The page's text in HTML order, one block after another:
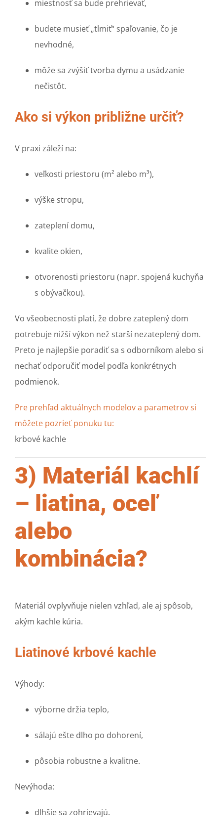
miestnosť sa bude prehrievať,
budete musieť „tlmiť“ spaľovanie, čo je
nevhodné,
môže sa zvýšiť tvorba dymu a usádzanie
nečistôt.
Ako si výkon približne určiť?
V praxi záleží na:
veľkosti priestoru (m² alebo m³),
výške stropu,
zateplení domu,
kvalite okien,
otvorenosti priestoru (napr. spojená kuchyňa
s obývačkou).
Vo všeobecnosti platí, že dobre zateplený dom
potrebuje nižší výkon než starší nezateplený dom.
Preto je najlepšie poradiť sa s odborníkom alebo si
nechať odporučiť model podľa konkrétnych
podmienok.
Pre prehľad aktuálnych modelov a parametrov si
môžete pozrieť ponuku tu:
krbové kachle
3) Materiál kachlí
– liatina, oceľ
alebo
kombinácia?
Materiál ovplyvňuje nielen vzhľad, ale aj spôsob,
akým kachle kúria.
Liatinové krbové kachle
Výhody:
výborne držia teplo,
sálajú ešte dlho po dohorení,
pôsobia robustne a kvalitne.
Nevýhoda:
dlhšie sa zohrievajú.